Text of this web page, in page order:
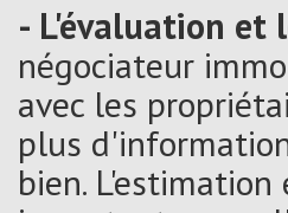
- L'évaluation et
négociateur
avec les
plus
bien. L'estimation